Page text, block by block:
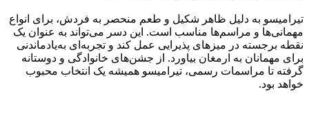
تیرامیسو به دلیل ظاهر شکیل و طعم منحصر به فردش، برای انواع
مهمانی‌ها و مراسم‌ها مناسب است. این دسر می‌تواند به عنوان یک
نقطه برجسته در میزهای پذیرایی عمل کند و تجربه‌ای به‌یادماندنی
برای مهمانان به ارمغان بیاورد. از جشن‌های خانوادگی و دوستانه
گرفته تا مراسمات رسمی، تیرامیسو همیشه یک انتخاب محبوب
خواهد بود.